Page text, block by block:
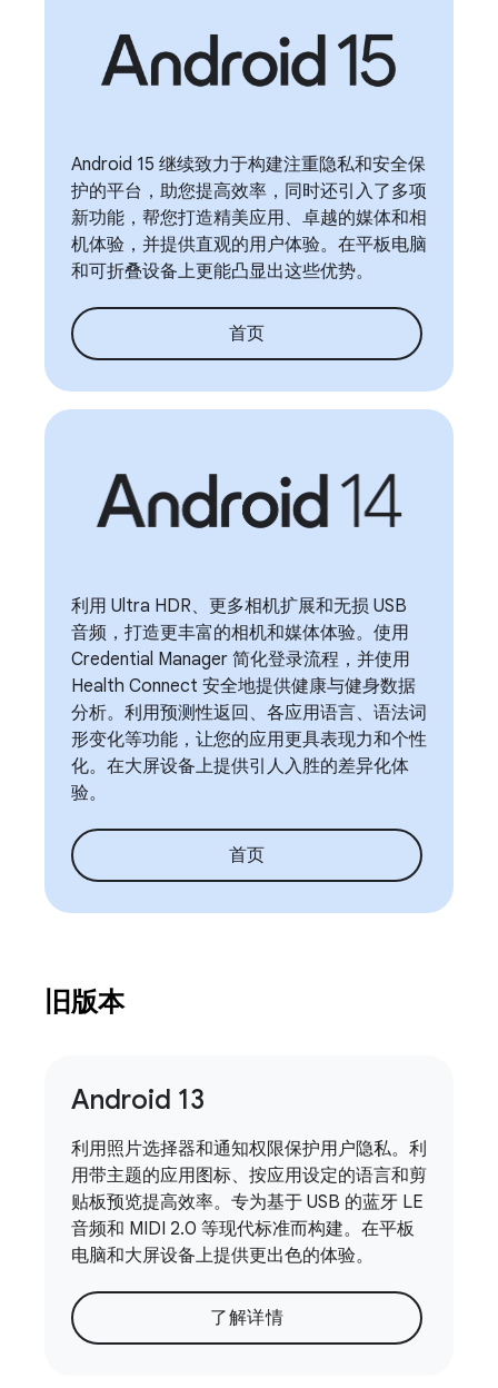
Android 15 继续致力于构建注重隐私和安全保
护的平台，助您提高效率，同时还引入了多项
新功能，帮您打造精美应用、卓越的媒体和相
机体验，并提供直观的用户体验。在平板电脑
和可折叠设备上更能凸显出这些优势。
首页
利用 Ultra HDR、更多相机扩展和无损 USB
音频，打造更丰富的相机和媒体体验。使用
Credential Manager 简化登录流程，并使用
Health Connect 安全地提供健康与健身数据
分析。利用预测性返回、各应用语言、语法词
形变化等功能，让您的应用更具表现力和个性
化。在大屏设备上提供引人入胜的差异化体
验。
首页
旧版本
Android 13
利用照片选择器和通知权限保护用户隐私。利
用带主题的应用图标、按应用设定的语言和剪
贴板预览提高效率。专为基于 USB 的蓝牙 LE
音频和 MIDI 2.0 等现代标准而构建。在平板
电脑和大屏设备上提供更出色的体验。
了解详情